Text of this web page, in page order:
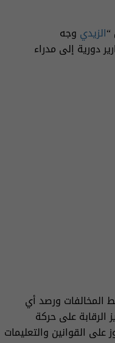
“الزيدي وجه
دورية إلى مدراء
ورصد أي
الرقابة على حركة
على القوانين والتعليمات